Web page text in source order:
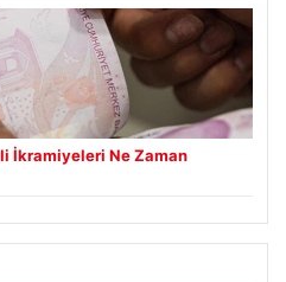
İkramiyeleri Ne Zaman